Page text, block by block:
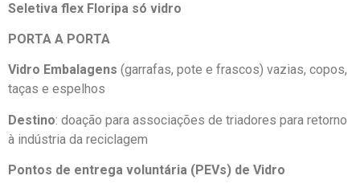
Seletiva flex Floripa só vidro
PORTA A PORTA
Vidro Embalagens (garrafas, pote e frascos) vazias, copos,
taças e espelhos
Destino: doação para associações de triadores para retorno
à indústria da reciclagem
Pontos de entrega voluntária (PEVs) de Vidro